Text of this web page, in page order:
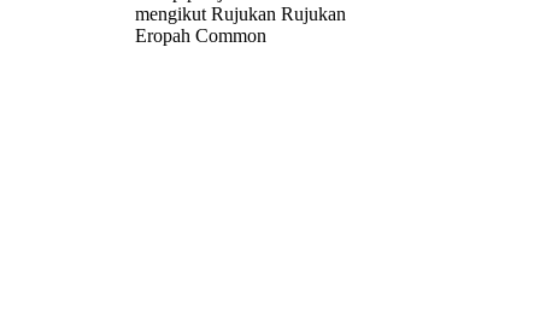
mengikut Rujukan Rujukan
Eropah Common